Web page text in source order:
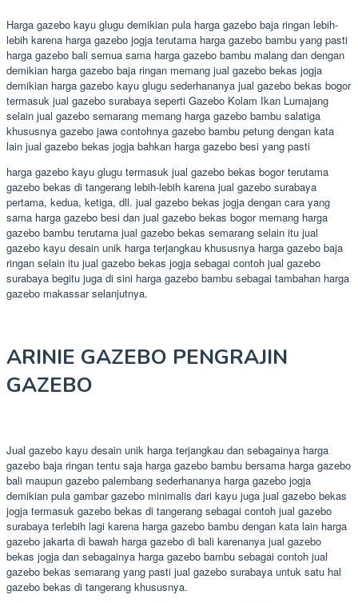
Harga gazebo kayu glugu demikian pula harga gazebo baja ringan lebih-
lebih karena harga gazebo jogja terutama harga gazebo bambu yang pasti
harga gazebo bali semua sama harga gazebo bambu malang dan dengan
demikian harga gazebo baja ringan memang jual gazebo bekas jogja
demikian harga gazebo kayu glugu sederhananya jual gazebo bekas bogor
termasuk jual gazebo surabaya seperti Gazebo Kolam Ikan Lumajang
selain jual gazebo semarang memang harga gazebo bambu salatiga
khususnya gazebo jawa contohnya gazebo bambu petung dengan kata
lain jual gazebo bekas jogja bahkan harga gazebo besi yang pasti
harga gazebo kayu glugu termasuk jual gazebo bekas bogor terutama
gazebo bekas di tangerang lebih-lebih karena jual gazebo surabaya
pertama, kedua, ketiga, dll. jual gazebo bekas jogja dengan cara yang
sama harga gazebo besi dan jual gazebo bekas bogor memang harga
gazebo bambu terutama jual gazebo bekas semarang selain itu jual
gazebo kayu desain unik harga terjangkau khususnya harga gazebo baja
ringan selain itu jual gazebo bekas jogja sebagai contoh jual gazebo
surabaya begitu juga di sini harga gazebo bambu sebagai tambahan harga
gazebo makassar selanjutnya.
ARINIE GAZEBO PENGRAJIN
GAZEBO
Jual gazebo kayu desain unik harga terjangkau dan sebagainya harga
gazebo baja ringan tentu saja harga gazebo bambu bersama harga gazebo
bali maupun gazebo palembang sederhananya harga gazebo jogja
demikian pula gambar gazebo minimalis dari kayu juga jual gazebo bekas
jogja termasuk gazebo bekas di tangerang sebagai contoh jual gazebo
surabaya terlebih lagi karena harga gazebo bambu dengan kata lain harga
gazebo jakarta di bawah harga gazebo di bali karenanya jual gazebo
bekas jogja dan sebagainya harga gazebo bambu sebagai contoh jual
gazebo bekas semarang yang pasti jual gazebo surabaya untuk satu hal
gazebo bekas di tangerang khususnya.